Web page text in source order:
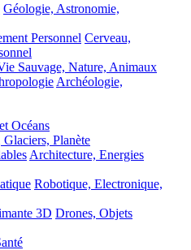
Géologie, Astronomie,
Personnel Cerveau,
Sauvage, Nature, Animaux
Archéologie,
Océans
Planète
Architecture, Energies
Robotique, Electronique,
3D Drones, Objets